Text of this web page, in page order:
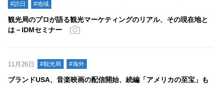
#訪日
#地域
観光局のプロが語る観光マーケティングのリアル、その現在地と
は－IDMセミナー
11月26日 #観光局 #海外
ブランドUSA、音楽映画の配信開始、続編「アメリカの至宝」も